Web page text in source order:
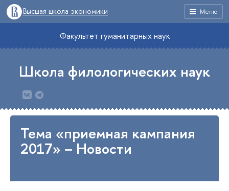
Меню
Высшая школа экономики
Факультет гуманитарных наук
Школа филологических наук
Тема «приемная кампания
2017» – Новости